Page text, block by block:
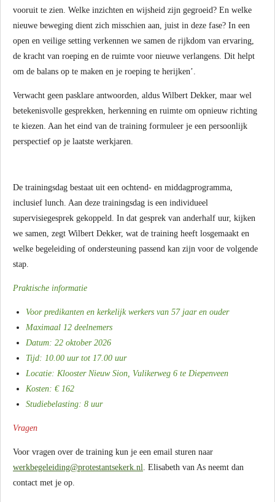
vooruit te zien. Welke inzichten en wijsheid zijn gegroeid? En welke
nieuwe beweging dient zich misschien aan, juist in deze fase? In een
open en veilige setting verkennen we samen de rijkdom van ervaring,
de kracht van roeping en de ruimte voor nieuwe verlangens. Dit helpt
om de balans op te maken en je roeping te herijken’.
Verwacht geen pasklare antwoorden, aldus Wilbert Dekker, maar wel
betekenisvolle gesprekken, herkenning en ruimte om opnieuw richting
te kiezen. Aan het eind van de training formuleer je een persoonlijk
perspectief op je laatste werkjaren.
De trainingsdag bestaat uit een ochtend- en middagprogramma,
inclusief lunch. Aan deze trainingsdag is een individueel
supervisiegesprek gekoppeld. In dat gesprek van anderhalf uur, kijken
we samen, zegt Wilbert Dekker, wat de training heeft losgemaakt en
welke begeleiding of ondersteuning passend kan zijn voor de volgende
stap.
Praktische informatie
Voor predikanten en kerkelijk werkers van 57 jaar en ouder
Maximaal 12 deelnemers
Datum: 22 oktober 2026
Tijd: 10.00 uur tot 17.00 uur
Locatie: Klooster Nieuw Sion, Vulikerweg 6 te Diepenveen
Kosten: € 162
Studiebelasting: 8 uur
Vragen
Voor vragen over de training kun je een email sturen naar
werkbegeleiding@protestantsekerk.nl . Elisabeth van As neemt dan
contact met je op.